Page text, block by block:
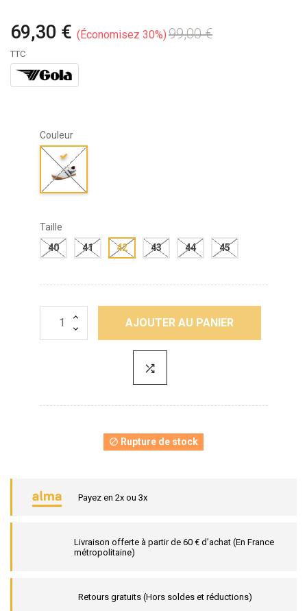
69,30 € Économisez 30% 99,00 €
TTC
Couleur
Taille
40
41 42 43 44 45
AJOUTER AU PANIER
 Rupture de stock
Payez en 2x ou 3x
Livraison offerte à partir de 60 € d’achat (En France
métropolitaine)
Retours gratuits (Hors soldes et réductions)